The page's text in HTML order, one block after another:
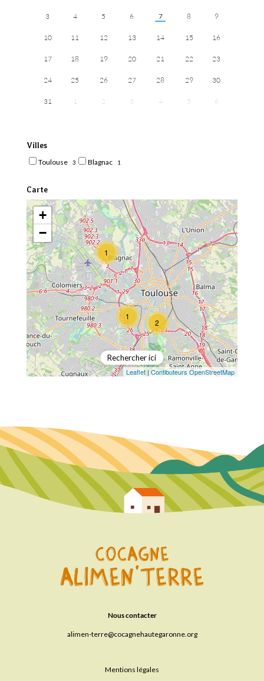
3 4 5 6 7 8 9
10 11 12 13 14 15 16
17 18 19 20 21 22 23
24 25 26 27 28 29 30
31 1 2 3 4 5 6
Villes
Toulouse
3 Blagnac 1
Carte
1
2
1
+
−
Leaflet | Contibuteurs OpenStreetMap
Rechercher ici
Nous contacter
alimen-terre cocagnehautegaronne.org
Mentions légales